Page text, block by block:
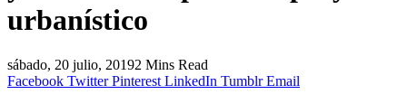
urbanístico
sábado, 20 julio, 20192 Mins Read
Facebook Twitter Pinterest LinkedIn Tumblr Email